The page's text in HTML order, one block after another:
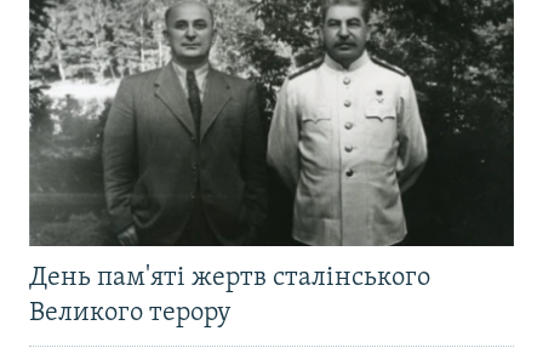
День пам'яті жертв сталінського
Великого терору